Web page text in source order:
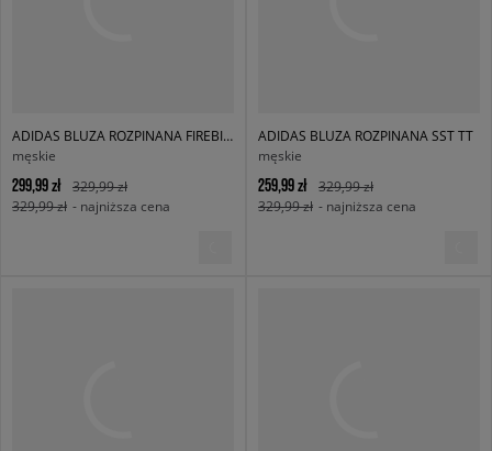
ADIDAS BLUZA ROZPINANA FIREBIRD TT
męskie
299,99 zł
329,99 zł
329,99 zł - najniższa cena
ADIDAS BLUZA ROZPINANA SST TT
męskie
259,99 zł
329,99 zł
329,99 zł - najniższa cena